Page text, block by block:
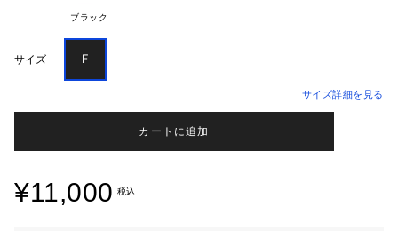
ブラック
サイズ Ｆ
サイズ詳細を見る
カートに追加
¥11,000 税込